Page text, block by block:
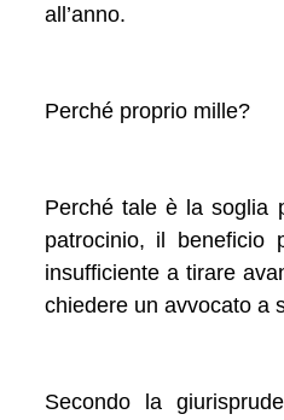
all’anno.
Perché proprio mille?
Perché tale è la soglia
patrocinio, il beneficio
insufficiente a tirare
chiedere un avvocato a
Secondo la